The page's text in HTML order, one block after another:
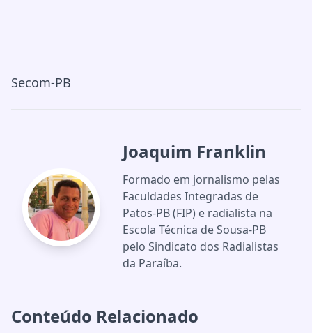
Secom-PB
Joaquim Franklin
Formado em jornalismo pelas
Faculdades Integradas de
Patos-PB (FIP) e radialista na
Escola Técnica de Sousa-PB
pelo Sindicato dos Radialistas
da Paraíba.
Conteúdo Relacionado